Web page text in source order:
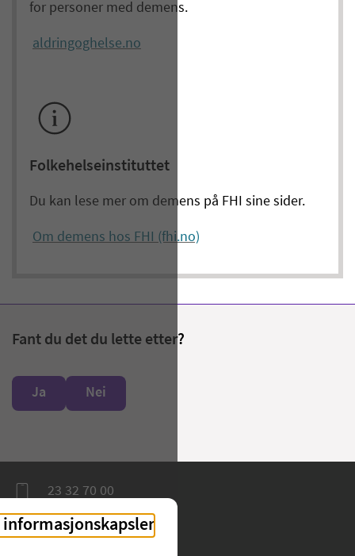
for personer med demens.
aldringoghelse.no
Folkehelseinstituttet
Du kan lese mer om demens på FHI sine sider.
Om demens hos FHI (fhi.no)
Fant du det du lette etter?
Ja Nei